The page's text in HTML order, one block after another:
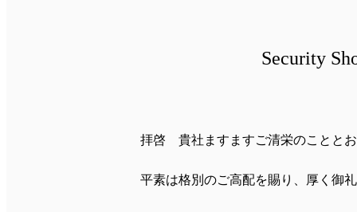
Security Show
拝啓 貴社ますますご清栄のこととお
平素は格別のご高配を賜り、厚く御礼